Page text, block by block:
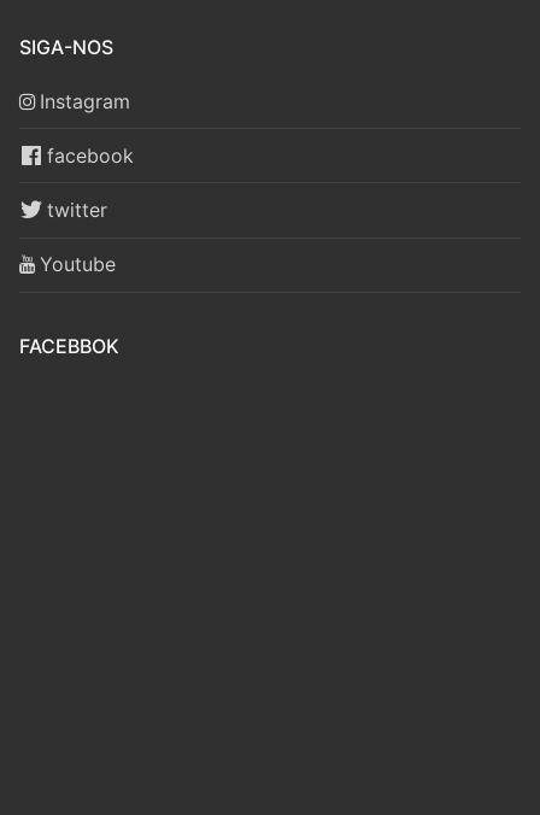
SIGA-NOS
Instagram
facebook
twitter
Youtube
FACEBBOK